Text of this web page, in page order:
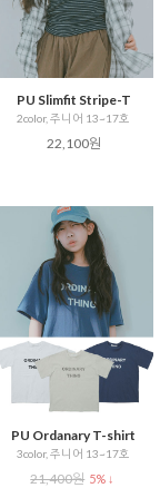
PU Slimfit Stripe-T
2color, 주니어 13~17호
22,100원
PU Ordanary T-shirt
3color, 주니어 13~17호
21,400원 5% ↓